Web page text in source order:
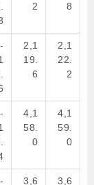
2
8
-
2,1
19.
6
2,1
22.
2
-
4,1
58.
0
4,1
59.
0
-
3,6
3,6